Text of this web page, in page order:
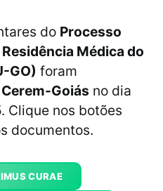
do Processo
Médica do
GO) foram
Cerem-Goiás no dia
Clique nos botões
documentos.
CURAE